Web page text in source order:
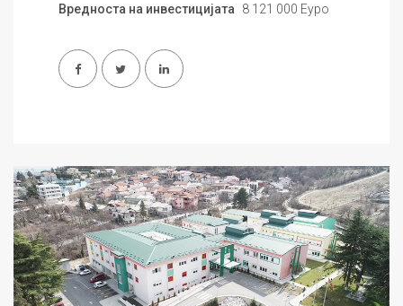
Вредноста на инвестицијата
8 121 000 Еуро